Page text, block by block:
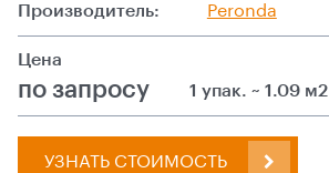
Производитель: Peronda
Цена
по запросу 1 упак. ~ 1.09 м2
УЗНАТЬ СТОИМОСТЬ